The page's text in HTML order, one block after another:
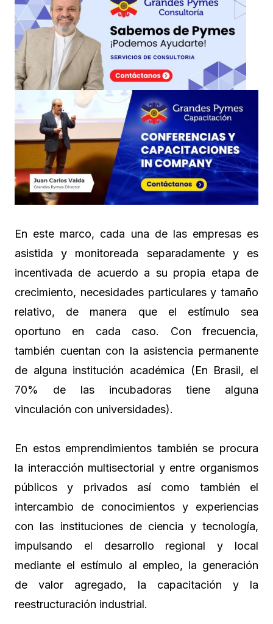
En este marco, cada una de las empresas es
asistida y monitoreada separadamente y es
incentivada de acuerdo a su propia etapa de
crecimiento, necesidades particulares y tamaño
relativo, de manera que el estímulo sea
oportuno en cada caso. Con frecuencia,
también cuentan con la asistencia permanente
de alguna institución académica (En Brasil, el
70% de las incubadoras tiene alguna
vinculación con universidades).
En estos emprendimientos también se procura
la interacción multisectorial y entre organismos
públicos y privados así como también el
intercambio de conocimientos y experiencias
con las instituciones de ciencia y tecnología,
impulsando el desarrollo regional y local
mediante el estímulo al empleo, la generación
de valor agregado, la capacitación y la
reestructuración industrial.